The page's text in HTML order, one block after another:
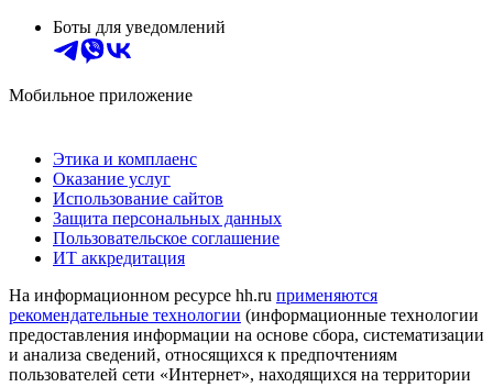
Боты для уведомлений
Мобильное приложение
Этика и комплаенс
Оказание услуг
Использование сайтов
Защита персональных данных
Пользовательское соглашение
ИТ аккредитация
На информационном ресурсе hh.ru применяются
рекомендательные технологии (информационные технологии
предоставления информации на основе сбора, систематизации
и анализа сведений, относящихся к предпочтениям
пользователей сети «Интернет», находящихся на территории